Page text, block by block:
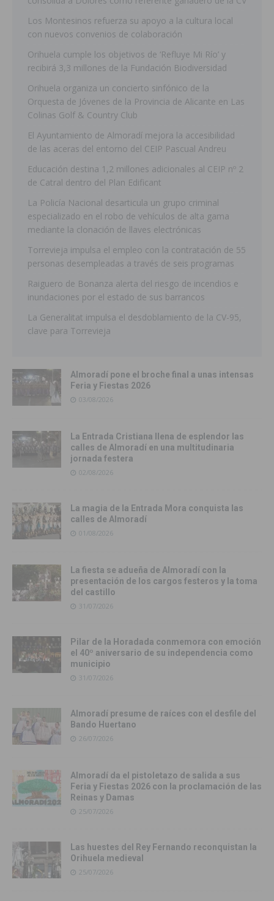
Los Montesinos refuerza su apoyo a la cultura local
con nuevos convenios de colaboración
Orihuela cumple los objetivos de ‘Refluye Mi Río’ y
recibirá 3,3 millones de la Fundación Biodiversidad
Orihuela organiza un concierto sinfónico de la
Orquesta de Jóvenes de la Provincia de Alicante en Las
Colinas Golf & Country Club
El Ayuntamiento de Almoradí mejora la accesibilidad
de las aceras del entorno del CEIP Pascual Andreu
Educación destina 1,2 millones adicionales al CEIP nº 2
de Catral dentro del Plan Edificant
La Policía Nacional desarticula un grupo criminal
especializado en el robo de vehículos de alta gama
mediante la clonación de llaves electrónicas
Torrevieja impulsa el empleo con la contratación de 55
personas desempleadas a través de seis programas
Raiguero de Bonanza alerta del riesgo de incendios e
inundaciones por el estado de sus barrancos
La Generalitat impulsa el desdoblamiento de la CV-95,
clave para Torrevieja
Almoradí pone el broche final a unas intensas
Feria y Fiestas 2026
03/08/2026
La Entrada Cristiana llena de esplendor las
calles de Almoradí en una multitudinaria
jornada festera
02/08/2026
La magia de la Entrada Mora conquista las
calles de Almoradí
01/08/2026
La fiesta se adueña de Almoradí con la
presentación de los cargos festeros y la toma
del castillo
31/07/2026
Pilar de la Horadada conmemora con emoción
el 40º aniversario de su independencia como
municipio
31/07/2026
Almoradí presume de raíces con el desfile del
Bando Huertano
26/07/2026
Almoradí da el pistoletazo de salida a sus
Feria y Fiestas 2026 con la proclamación de las
Reinas y Damas
25/07/2026
Las huestes del Rey Fernando reconquistan la
Orihuela medieval
25/07/2026